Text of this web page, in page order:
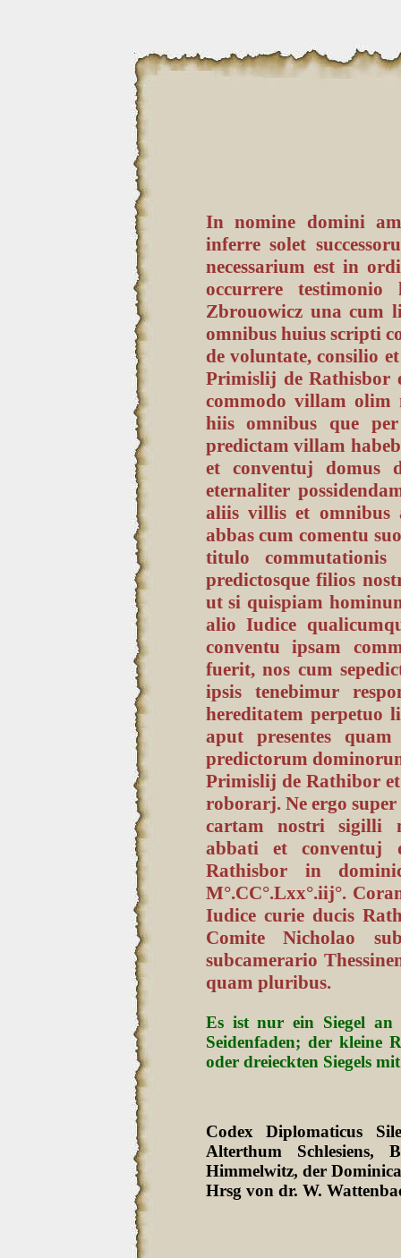
In nomine domini
inferre solet
necessarium est in
occurrere
Zbrouowicz una cum
omnibus huius scripti
de voluntate, consilio
Primislij de Rathisbor
commodo villam olim
hiis omnibus que
predictam villam
et conventuj domus
eternaliter
aliis villis et omnibus
abbas cum comentu
titulo commutationis
predictosque filios
ut si quispiam
alio Iudice
conventu ipsam
fuerit, nos cum
ipsis tenebimur
hereditatem perpetuo
aput presentes
predictorum
Primislij de Rathibor
roborarj. Ne ergo
cartam nostri sigilli
abbati et conventuj
Rathisbor in
M°.CC°.Lxx°.iij°.
Iudice curie ducis
Comite Nicholao
subcamerario
quam pluribus.
Es ist nur ein Siegel an
Seidenfaden; der kleine
oder dreieckten Siegels
Codex Diplomaticus
Alterthum
Himmelwitz, der
Hrsg von dr. W.